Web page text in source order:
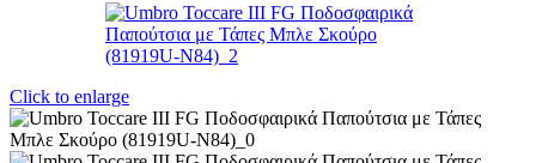
Click to enlarge